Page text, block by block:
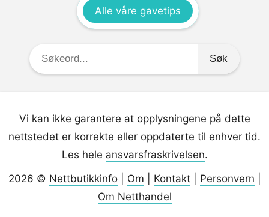
Alle våre gavetips
Søkeord:
Vi kan ikke garantere at opplysningene på dette
nettstedet er korrekte eller oppdaterte til enhver tid.
Les hele ansvarsfraskrivelsen.
2026 © Nettbutikkinfo| Om Kontakt| Personvern
Om Netthandel